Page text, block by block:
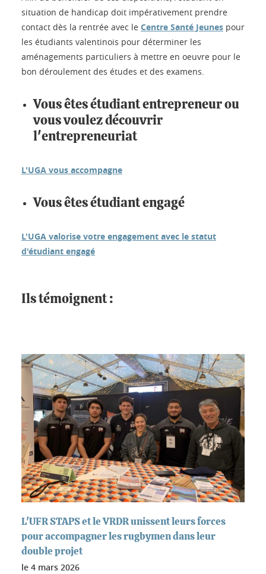
situation de handicap doit impérativement prendre
contact dès la rentrée avec le Centre Santé Jeunes pour
les étudiants valentinois pour déterminer les
aménagements particuliers à mettre en oeuvre pour le
bon déroulement des études et des examens.
Vous êtesétudiant entrepreneurou
vous voulez découvrir
l'entrepreneuriat
L'UGA vous accompagne
Vous êtesétudiant engagé
L'UGA valorise votre engagement avec le statut
d'étudiant engagé
Ils témoignent :
L'UFR STAPS et le VRDR unissent leurs forces
pour accompagner les rugbymen dans leur
double projet
le 4 mars 2026